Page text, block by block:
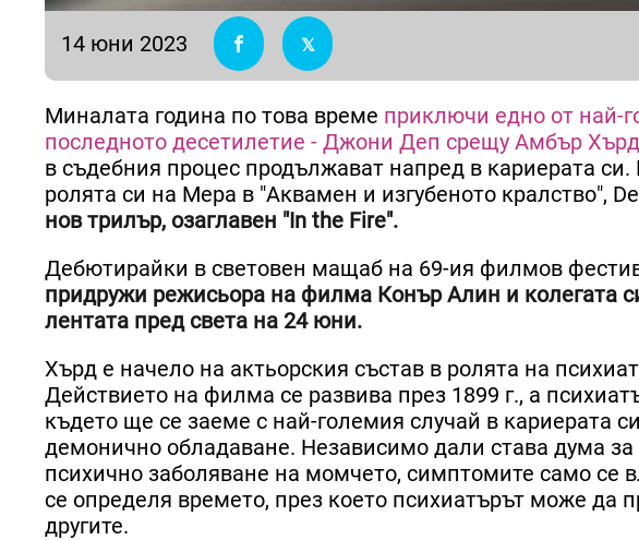
14 юни 2023
Миналата година по това време приключи едно от най-
последното десетилетие - Джони Деп срещу Амбър Хърд
в съдебния процес продължават напред в кариерата
ролята си на Мера в "Аквамен и изгубеното кралство",
нов трилър, озаглавен "In the Fire".
Дебютирайки в световен мащаб на 69-ия филмов
придружи режисьора на филма Конър Алин и колегата
лентата пред света на 24 юни.
Хърд е начело на актьорския състав в ролята на
Действието на филма се развива през 1899 г., а
където ще се заеме с най-големия случай в кариерата
демонично обладаване. Независимо дали става дума
психично заболяване на момчето, симптомите само се
се определя времето, през което психиатърът може да
другите.